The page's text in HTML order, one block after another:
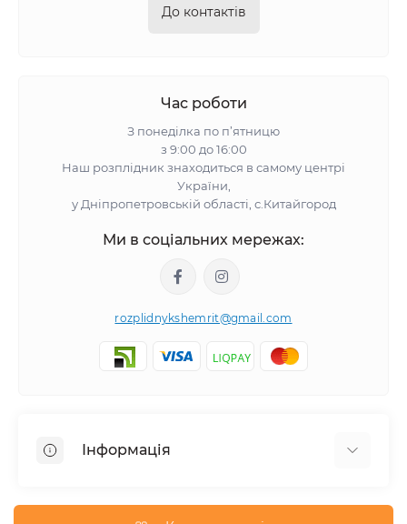
До контактів
Час роботи
З понеділка по п’ятницю
з 9:00 до 16:00
Наш розплідник знаходиться в самому центрі
України,
у Дніпропетровській області, с.Китайгород
Ми в соціальних мережах:
rozplidnykshemrit@gmail.com
Інформація